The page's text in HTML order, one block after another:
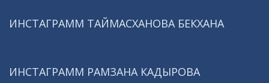
ИНСТАГРАММ ТАЙМАСХАНОВА БЕКХАНА
ИНСТАГРАММ РАМЗАНА КАДЫРОВА